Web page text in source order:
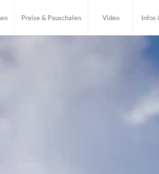
Preise & Pauschalen Video Infos